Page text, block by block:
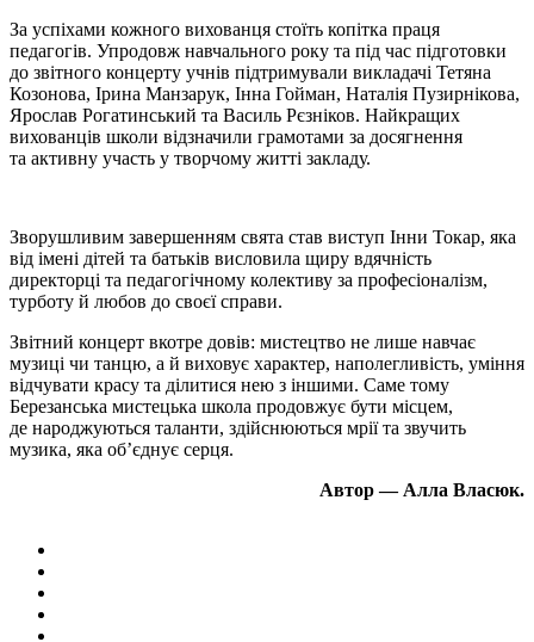
За успіхами кожного вихованця стоїть копітка праця
педагогів. Упродовж навчального року та під час підготовки
до звітного концерту учнів підтримували викладачі Тетяна
Козонова, Ірина Манзарук, Інна Гойман, Наталія Пузирнікова,
Ярослав Рогатинський та Василь Рєзніков. Найкращих
вихованців школи відзначили грамотами за досягнення
та активну участь у творчому житті закладу.
Зворушливим завершенням свята став виступ Інни Токар, яка
від імені дітей та батьків висловила щиру вдячність
директорці та педагогічному колективу за професіоналізм,
турботу й любов до своєї справи.
Звітний концерт вкотре довів: мистецтво не лише навчає
музиці чи танцю, а й виховує характер, наполегливість, уміння
відчувати красу та ділитися нею з іншими. Саме тому
Березанська мистецька школа продовжує бути місцем,
де народжуються таланти, здійснюються мрії та звучить
музика, яка об’єднує серця.
Автор — Алла Власюк.